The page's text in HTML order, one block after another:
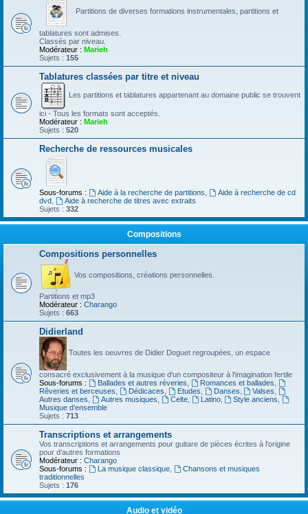
Partitions de diverses formations instrumentales, partitions et
tablatures sont admises.
Classés par niveau.
Modérateur : Marieh
Sujets : 155
Tablatures classées par titre et niveau
Les partitions et tablatures appartenant au domaine public se trouvent
ici - Tous les formats sont acceptés.
Modérateur : Marieh
Sujets : 520
Recherche de ressources musicales
Sous-forums : Aide à la recherche de partitions
Aide à recherche de cd
dvd
Aide à recherche de titres avec extraits
Sujets : 332
Compositions
Compositions personnelles
Vos compositions, créations personnelles.
Partitions et mp3
Modérateur : Charango
Sujets : 663
Didierland
Toutes les oeuvres de Didier Doguet regroupées, un espace
consacré exclusivement à la musique d'un compositeur à l'imagination fertile
Sous-forums :
Ballades et autres réveries Romances et ballades
Rêveries et berceuses
Dédicaces Etudes Danses Valses
Autres danses
Autres musiques Celte, Latino, Style anciens
Musique d’ensemble
Sujets : 713
Transcriptions et arrangements
Vos transcriptions et arrangements pour guitare de pièces écrites à l'origine
pour d'autres formations
Modérateur : Charango
Sous-forums :
La musique classique,
Chansons et musiques
traditionnelles
Sujets : 176
Audio et vidéo